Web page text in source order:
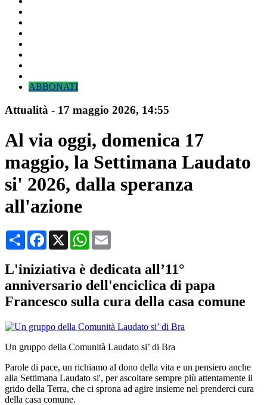
ABBONATI
Attualità - 17 maggio 2026, 14:55
Al via oggi, domenica 17
maggio, la Settimana Laudato
si' 2026, dalla speranza
all'azione
CondividiFacebook
X WhatsApp
L'iniziativa è dedicata all’11°
anniversario dell'enciclica di papa
Francesco sulla cura della casa comune
Un gruppo della Comunità Laudato si’ di Bra
Parole di pace, un richiamo al dono della vita e un pensiero anche
alla Settimana Laudato si', per ascoltare sempre più attentamente il
grido della Terra, che ci sprona ad agire insieme nel prenderci cura
della casa comune.